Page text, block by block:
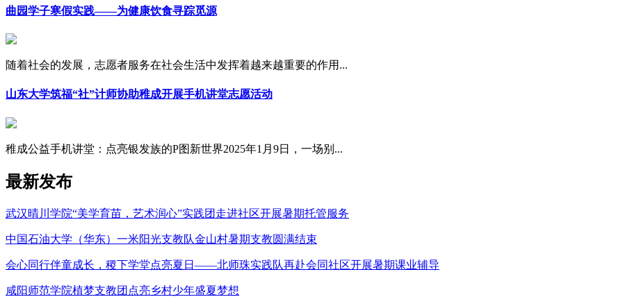
曲园学子寒假实践——为健康饮食寻踪觅源
随着社会的发展，志愿者服务在社会生活中发挥着越来越重要的作用...
山东大学筑福“社”计师协助稚成开展手机讲堂志愿活动
稚成公益手机讲堂：点亮银发族的P图新世界2025年1月9日，一场别...
最新发布
武汉晴川学院“美学育苗，艺术润心”实践团走进社区开展暑期托管服务
中国石油大学（华东）一米阳光支教队金山村暑期支教圆满结束
会心同行伴童成长，稷下学堂点亮夏日——北师珠实践队再赴会同社区开展暑期课业辅导
咸阳师范学院植梦支教团点亮乡村少年盛夏梦想